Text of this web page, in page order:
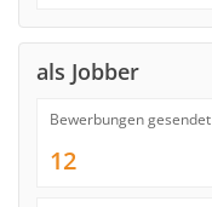
als Jobber
Bewerbungen gesendet
12